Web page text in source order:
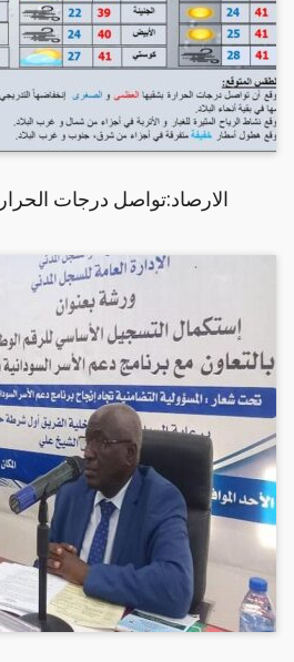
الارصاد:تواصل درجات